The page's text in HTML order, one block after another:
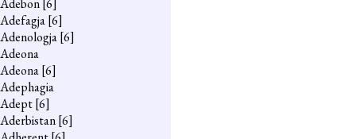
Adebon[6]
Adefagja[6]
Adenologja[6]
Adeona
Adeona[6]
Adephagia
Adept[6]
Aderbistan[6]